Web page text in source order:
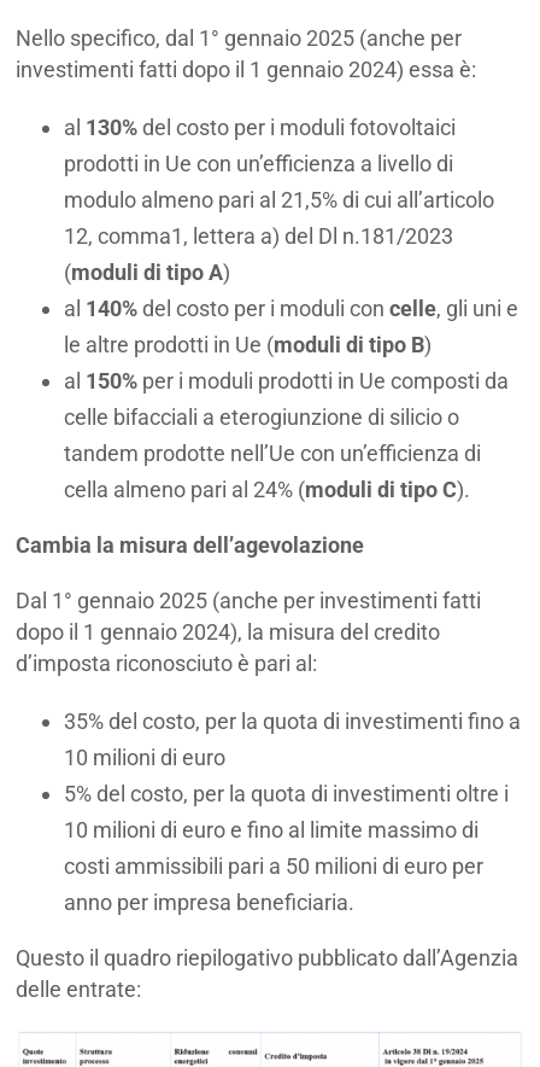
Nello specifico, dal 1° gennaio 2025 (anche per
investimenti fatti dopo il 1 gennaio 2024) essa è:
al 130% del costo per i moduli fotovoltaici
prodotti in Ue con un’efficienza a livello di
modulo almeno pari al 21,5% di cui all’articolo
12, comma1, lettera a) del Dl n.181/2023
(moduli di tipo A)
al 140% del costo per i moduli concelle, gli uni e
le altre prodotti in Ue (moduli di tipo B)
al 150% per i moduli prodotti in Ue composti da
celle bifacciali a eterogiunzione di silicio o
tandem prodotte nell’Ue con un’efficienza di
cella almeno pari al 24% (moduli di tipo C).
Cambia la misura dell’agevolazione
Dal 1° gennaio 2025 (anche per investimenti fatti
dopo il 1 gennaio 2024), la misura del credito
d’imposta riconosciuto è pari al:
35% del costo, per la quota di investimenti fino a
10 milioni di euro
5% del costo, per la quota di investimenti oltre i
10 milioni di euro e fino al limite massimo di
costi ammissibili pari a 50 milioni di euro per
anno per impresa beneficiaria.
Questo il quadro riepilogativo pubblicato dall’Agenzia
delle entrate: